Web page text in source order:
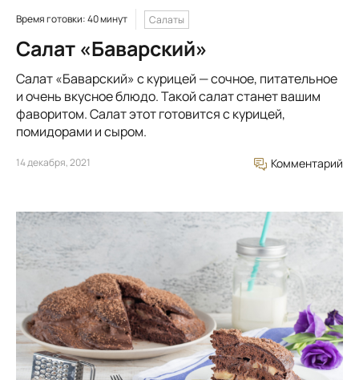
Время готовки: 40 минут Салаты
Салат «Баварский»
Салат «Баварский» с курицей — сочное, питательное
и очень вкусное блюдо. Такой салат станет вашим
фаворитом. Салат этот готовится с курицей,
помидорами и сыром.
14 декабря, 2021 Комментарий